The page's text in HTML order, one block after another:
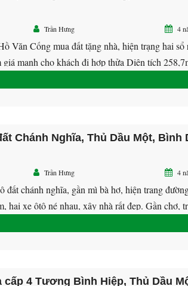
Trần Hưng 4
Văn Cống mua đất tặng nhà, hiện trạng hai sổ
giá mạnh cho khách đi hợp thửa Diện tích
Trần Hưng 4
đất chánh nghĩa, gần mì bà hơ, hiện trang
hai xe ôtô né nhau, xây nhà rất đẹp. Gần chợ,